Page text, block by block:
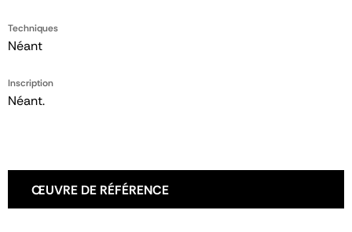
Techniques
Néant
Inscription
Néant.
ŒUVRE DE RÉFÉRENCE